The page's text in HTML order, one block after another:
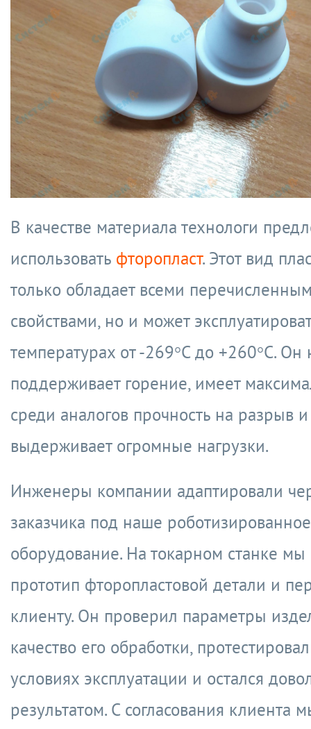
В качестве материала технологи
использовать фторопласт. Этот вид
только обладает всеми
свойствами, но и может
температурах от -269°С до +260°С. Он
поддерживает горение, имеет
среди аналогов прочность на разрыв и
выдерживает огромные нагрузки.
Инженеры компании адаптировали
заказчика под наше роботизированное
оборудование. На токарном станке мы
прототип фторопластовой детали и
клиенту. Он проверил параметры
качество его обработки,
условиях эксплуатации и остался
результатом. С согласования клиента